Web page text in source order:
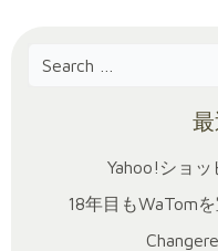
Search
Yahoo!ショッ
18年目もWaTom